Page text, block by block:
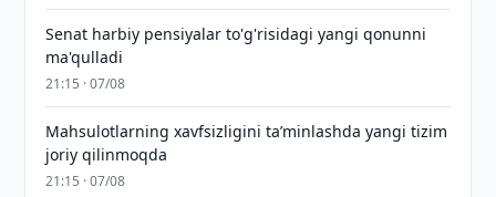
Senat harbiy pensiyalar to'g'risidagi yangi qonunni
ma'qulladi
21:15 · 07/08
Mahsulotlarning xavfsizligini taʼminlashda yangi tizim
joriy qilinmoqda
21:15 · 07/08